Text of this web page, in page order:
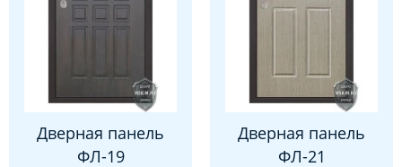
Дверная панель
ФЛ-19
Дверная панель
ФЛ-21